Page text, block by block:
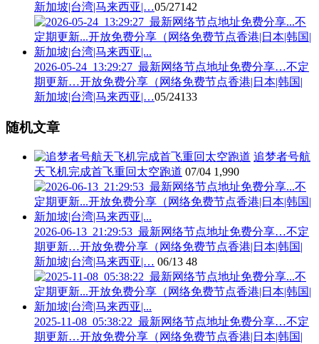
新加坡|台湾|马来西亚|…05/27142
2026-05-24_13:29:27_最新网络节点地址免费分享…不定
期更新…开放免费分享（网络免费节点香港|日本|韩国|
新加坡|台湾|马来西亚|…05/24133
随机文章
追梦者号航
天飞机完成首飞重回太空跑道 07/04 1,990
2026-06-13_21:29:53_最新网络节点地址免费分享…不定
期更新…开放免费分享（网络免费节点香港|日本|韩国|
新加坡|台湾|马来西亚|… 06/13 48
2025-11-08_05:38:22_最新网络节点地址免费分享…不定
期更新…开放免费分享（网络免费节点香港|日本|韩国|